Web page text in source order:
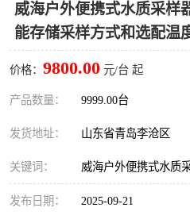
威海户外便携式水质采样
能存储采样方式和选配温
价格： 9800.00 元/台 起
产品数量： 9999.00台
发货地址： 山东省青岛李沧区
关键词： 威海户外便携式水质
发布日期： 2025-09-21
新宇宙仪器
烟尘净化器